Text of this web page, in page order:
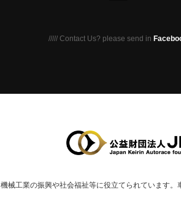
///// Contact Us? please send in
機械⼯業の振興や社会福祉等に役⽴てられています。